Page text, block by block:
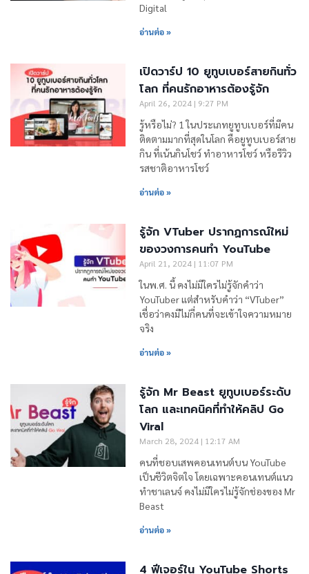
Digital
อ่านต่อ »
เปิดวาร์ป 10 ยูทูบเบอร์สายกินทั่ว
โลก ที่คนรักอาหารต้องรู้จัก
April 26, 2024 9:27 PM
รู้หรือไม่? 1 ในประเภทยูทูบเบอร์ที่มีคน
ติดตามมากที่สุดในโลก คือยูทูบเบอร์สาย
กิน ที่เน้นกินโชว์ ทำอาหารโชว์ หรือรีวิว
รสชาติอาหารโชว์
อ่านต่อ »
รู้จัก VTuber ปรากฏการณ์ใหม่
ของวงการคนทำ YouTube
April 21, 2024 11:07 PM
ในพ.ศ. นี้ คงไม่มีใครไม่รู้จักคำว่า
YouTuber แต่สำหรับคำว่า “VTuber”
เชื่อว่าคงมีไม่กี่คนที่จะเข้าใจความหมาย
จริง
อ่านต่อ »
รู้จัก Mr Beast ยูทูบเบอร์ระดับ
โลก และเทคนิคที่ทำให้คลิป Go
Viral
March 28, 2024 12:17 AM
คนที่ชอบเสพคอนเทนต์บน YouTube
เป็นชีวิตจิตใจ โดยเฉพาะคอนเทนต์แนว
ทำชาเลนจ์ คงไม่มีใครไม่รู้จักช่องของ Mr
Beast
อ่านต่อ »
4 ฟีเจอร์ใน YouTube Shorts